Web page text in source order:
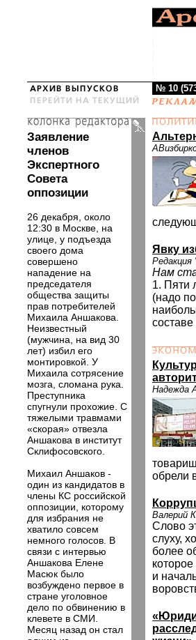
№ 10
Заявление
членов
Экспертного
Совета
оппозиции
26 декабря, около
12:30 в Москве, на
улице, у подъезда
своего дома
совершено
нападение на
председателя
общества защиты
прав потребителей
Михаила Аншакова.
Неизвестный
(мужчина, на вид 30
лет) избил его
монтировкой. У
Михаила сотрясение
мозга, сломана рука.
Преступника
спугнули прохожие. С
тяжелыми травмами
«скорая» отвезла
Аншакова в институт
Склифосовского.
Михаил Аншаков -
один из кандидатов в
члены КС российской
оппозиции, которому
для избрания не
хватило совсем
немного голосов. В
связи с интервью
Аншакова Елене
Масюк было
возбуждено первое в
стране уголовное
дело по обвинению в
клевете в СМИ.
Месяц назад он стал
Явку
Нам
1. Пяти
(надо
Надежда
обрели
Валерий
Слово
слуху,
более
и